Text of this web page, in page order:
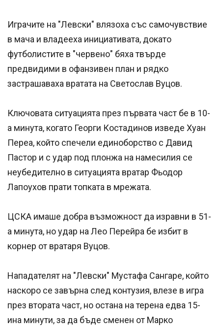
Играчите на "Левски" влязоха със самочувствие
в мача и владееха инициативата, докато
футболистите в "червено" бяха твърде
предвидими в офанзивен план и рядко
застрашаваха вратата на Светослав Вуцов.
Ключовата ситуацията през първата част бе в 10-
а минута, когато Георги Костадинов изведе Хуан
Переа, който спечели единоборство с Давид
Пастор и с удар под плонжа на намесилия се
неубедително в ситуацията вратар Фьодор
Лапоухов прати топката в мрежата.
ЦСКА имаше добра възможност да изравни в 51-
а минута, но удар на Лео Перейра бе избит в
корнер от вратаря Вуцов.
Нападателят на "Левски" Мустафа Сангаре, който
наскоро се завърна след контузия, влезе в игра
през втората част, но остана на терена едва 15-
ина минути, за да бъде сменен от Марко